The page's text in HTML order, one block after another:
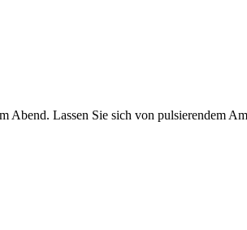
Lassen Sie sich von pulsierendem